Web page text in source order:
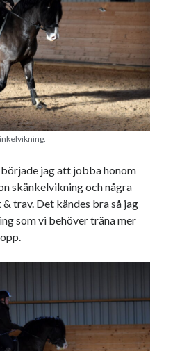
jag att jobba honom
skänkelvikning och några
trav. Det kändes bra så jag
som vi behöver träna mer